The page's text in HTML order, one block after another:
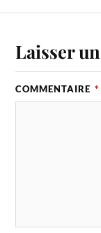
Laisser
COMMENTAIRE *